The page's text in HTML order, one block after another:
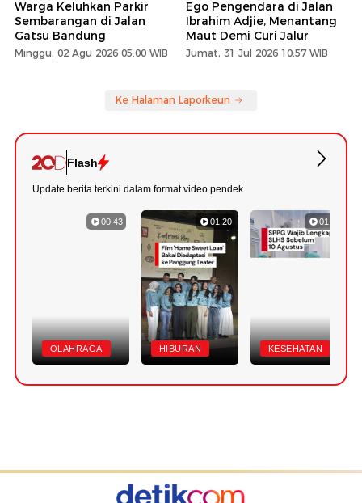
Warga Keluhkan Parkir
Sembarangan di Jalan
Gatsu Bandung
Minggu, 02 Agu 2026 05:00 WIB
Ego Pengendara di Jalan
Ibrahim Adjie, Menantang
Maut Demi Curi Jalur
Jumat, 31 Jul 2026 10:57 WIB
Ke Halaman Laporkeun
Flash
Update berita terkini dalam format video pendek.
00:43
OLAHRAGA
01:20
HIBURAN
01:07
KESEHATAN